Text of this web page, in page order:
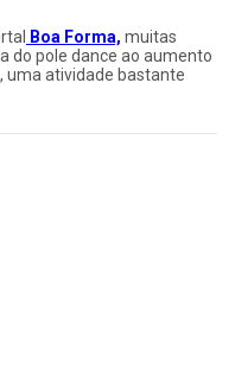
Boa Forma, muitas
do pole dance ao aumento
uma atividade bastante